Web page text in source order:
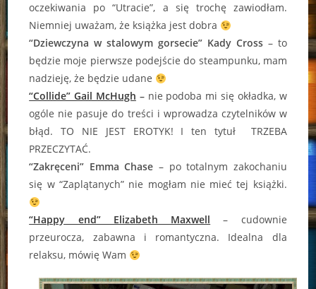
oczekiwania po “Utracie”, a się trochę zawiodłam.
Niemniej uważam, że książka jest dobra
“Dziewczyna w stalowym gorsecie” Kady Cross– to
będzie moje pierwsze podejście do steampunku, mam
nadzieję, że będzie udane
“Collide” Gail McHugh –nie podoba mi się okładka, w
ogóle nie pasuje do treści i wprowadza czytelników w
błąd. TO NIE JEST EROTYK! I ten tytuł TRZEBA
PRZECZYTAĆ.
“Zakręceni” Emma Chase – po totalnym zakochaniu
się w “Zaplątanych” nie mogłam nie mieć tej książki.
“Happy end” Elizabeth Maxwell – cudownie
przeurocza, zabawna i romantyczna. Idealna dla
relaksu, mówię Wam